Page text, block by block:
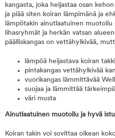
kangasta, joka heijastaa osan
ja piää siten koiran lämpimänä ja
lämpötakin ainutlaatuinen muotoilu
lihasryhmät ja herkän vatsan
päälliskangas on vettähylkivää,
lämpöä heijastava koiran takki
pintakangas vettähylkivää
vuorikangas lämmittävää
suojaa ja lämmittää
väri musta
Ainutlaatuinen muotoilu ja hyvä
Koiran takin voi sovittaa oikean